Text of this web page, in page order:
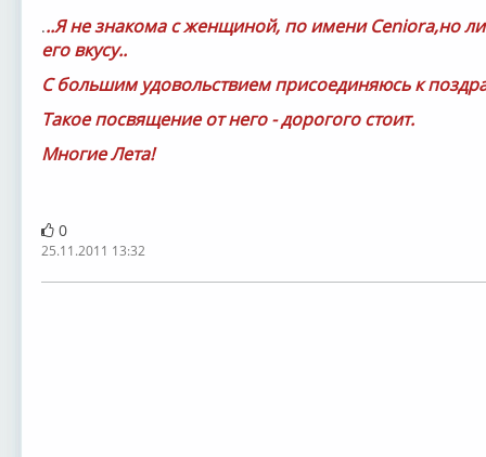
...Я не знакома с женщиной, по имени Ceniora,но
его вкусу..
С большим удовольствием присоединяюсь к
Такое посвящение от него - дорогого стоит.
Многие Лета!
0
25.11.2011 13:32